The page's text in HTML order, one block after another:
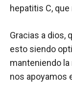
hepatitis C,
Gracias a dios,
esto siendo
manteniendo
nos apoyamos